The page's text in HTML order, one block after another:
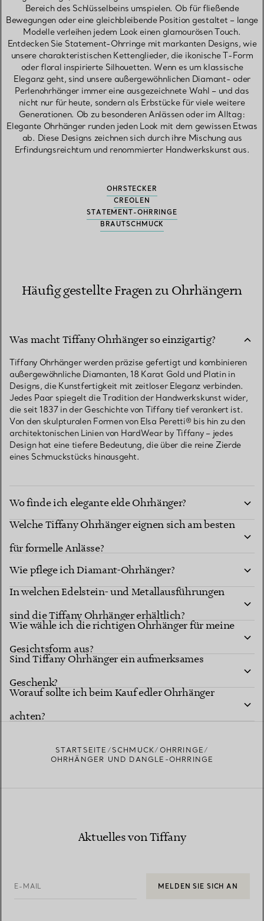
Bereich des Schlüsselbeins umspielen. Ob für fließende
Bewegungen oder eine gleichbleibende Position gestaltet – lange
Modelle verleihen jedem Look einen glamourösen Touch.
Entdecken Sie Statement-Ohrringe mit markanten Designs, wie
unsere charakteristischen Kettenglieder, die ikonische T-Form
oder floral inspirierte Silhouetten. Wenn es um klassische
Eleganz geht, sind unsere außergewöhnlichen Diamant- oder
Perlenohrhänger immer eine ausgezeichnete Wahl – und das
nicht nur für heute, sondern als Erbstücke für viele weitere
Generationen. Ob zu besonderen Anlässen oder im Alltag:
Elegante Ohrhänger runden jeden Look mit dem gewissen Etwas
ab. Diese Designs zeichnen sich durch ihre Mischung aus
Erfindungsreichtum und renommierter Handwerkskunst aus.
OHRSTECKER
CREOLEN
STATEMENT-OHRRINGE
BRAUTSCHMUCK
Häufig gestellte Fragen zu Ohrhängern
Was macht Tiffany Ohrhänger so einzigartig?
Tiffany Ohrhänger werden präzise gefertigt und kombinieren
außergewöhnliche Diamanten, 18 Karat Gold und Platin in
Designs, die Kunstfertigkeit mit zeitloser Eleganz verbinden.
Jedes Paar spiegelt die Tradition der Handwerkskunst wider,
die seit 1837 in der Geschichte von Tiffany tief verankert ist.
Von den skulpturalen Formen von Elsa Peretti® bis hin zu den
architektonischen Linien von HardWear by Tiffany – jedes
Design hat eine tiefere Bedeutung, die über die reine Zierde
eines Schmuckstücks hinausgeht.
Wo finde ich elegante elde Ohrhänger?
Welche Tiffany Ohrhänger eignen sich am besten
für formelle Anlässe?
Wie pflege ich Diamant-Ohrhänger?
In welchen Edelstein- und Metallausführungen
sind die Tiffany Ohrhänger erhältlich?
Wie wähle ich die richtigen Ohrhänger für meine
Gesichtsform aus?
Sind Tiffany Ohrhänger ein aufmerksames
Geschenk?
Worauf sollte ich beim Kauf edler Ohrhänger
achten?
STARTSEITE SCHMUCK
OHRRINGE
OHRHÄNGER UND DANGLE-OHRRINGE
Aktuelles von Tiffany
E-MAIL MELDEN SIE SICH AN